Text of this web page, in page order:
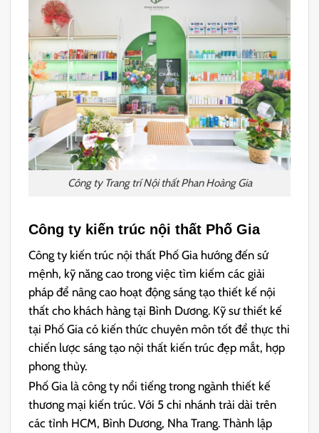
Công ty Trang trí Nội thất Phan Hoàng Gia
Công ty kiến trúc nội thất Phố Gia
Công ty kiến trúc nội thất Phố Gia hướng đến sứ
mệnh, kỹ năng cao trong việc tìm kiếm các giải
pháp để nâng cao hoạt động sáng tạo thiết kế nội
thất cho khách hàng tại Bình Dương. Kỹ sư thiết kế
tại Phố Gia có kiến ​​thức chuyên môn tốt để thực thi
chiến lược sáng tạo nội thất kiến trúc đẹp mắt, hợp
phong thủy.
Phố Gia là công ty nổi tiếng trong ngành thiết kế
thương mại kiến ​​trúc. Với 5 chi nhánh trải dài trên
các tỉnh HCM, Bình Dương, Nha Trang. Thành lập